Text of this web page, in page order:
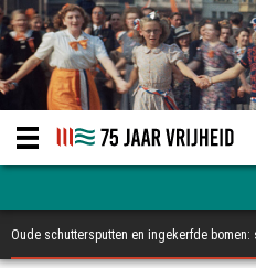
Oude schuttersputten en ingekerfde